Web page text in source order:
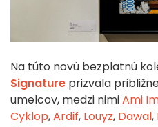
Na túto novú bezplatnú
Signature prizvala
umelcov, medzi nimiAmi
Cyklop,Ardif, Louyz, Dawal,